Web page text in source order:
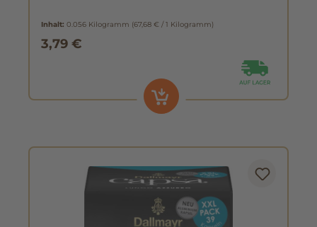
Inhalt: 0.056 Kilogramm (67,68 € / 1 Kilogramm)
3,79 €